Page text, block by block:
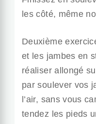
les côté, même
Deuxième
et les jambes en
réaliser allongé
par soulever vos
l’air, sans vous
tendez les pieds